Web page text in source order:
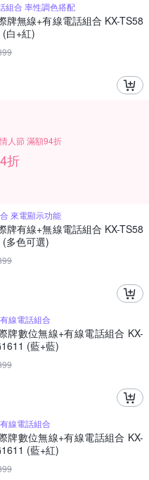
組合 率性調色搭配
牌無線+有線電話組合 KX-TS58
(白+紅)
人節 滿額94折
折
來電顯示功能
牌有線+無線電話組合 KX-TS58
多色可選)
線電話組合
牌數位無線+有線電話組合 KX-
(藍+藍)
線電話組合
牌數位無線+有線電話組合 KX-
(藍+紅)